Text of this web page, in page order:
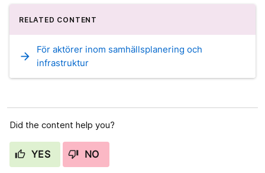
RELATED CONTENT
arrow_forward
För aktörer inom samhällsplanering och
infrastruktur
Did the content help you?
YES NO